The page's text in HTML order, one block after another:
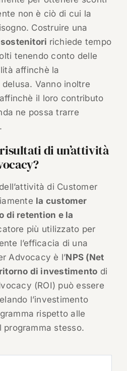
non è ciò di cui la
Costruire una
richiede tempo
tenendo conto delle
affinchè la
Vanno inoltre
il loro contributo
ne possa trarre
di un’attività
di Customer
la customer
di retention e la
più utilizzato per
l’efficacia di una
Advocacy è l’NPS (Net
ritorno di investimento di
(ROI) può essere
l’investimento
rispetto alle
stesso.